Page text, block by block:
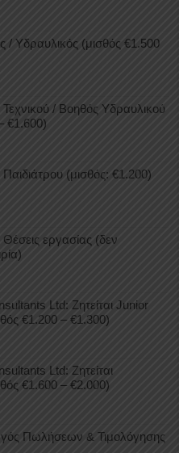
/ Υδραυλικός (μισθός €1.500
Τεχνικού / Βοηθός Υδραυλικού
€1.600)
Παιδιάτρου (μισθός: €1.200)
εργασίας (δεν
Ltd: Ζητείται Junior
€1.200 – €1.300)
Ltd: Ζητείται
€1.600 – €2.000)
Πωλήσεων & Τιμολόγησης